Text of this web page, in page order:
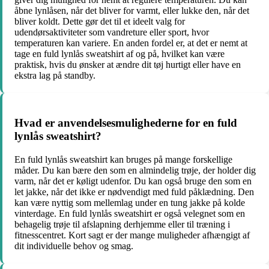
åbne lynlåsen, når det bliver for varmt, eller lukke den, når det
bliver koldt. Dette gør det til et ideelt valg for
udendørsaktiviteter som vandreture eller sport, hvor
temperaturen kan variere. En anden fordel er, at det er nemt at
tage en fuld lynlås sweatshirt af og på, hvilket kan være
praktisk, hvis du ønsker at ændre dit tøj hurtigt eller have en
ekstra lag på standby.
Hvad er anvendelsesmulighederne for en fuld
lynlås sweatshirt?
En fuld lynlås sweatshirt kan bruges på mange forskellige
måder. Du kan bære den som en almindelig trøje, der holder dig
varm, når det er køligt udenfor. Du kan også bruge den som en
let jakke, når det ikke er nødvendigt med fuld påklædning. Den
kan være nyttig som mellemlag under en tung jakke på kolde
vinterdage. En fuld lynlås sweatshirt er også velegnet som en
behagelig trøje til afslapning derhjemme eller til træning i
fitnesscentret. Kort sagt er der mange muligheder afhængigt af
dit individuelle behov og smag.